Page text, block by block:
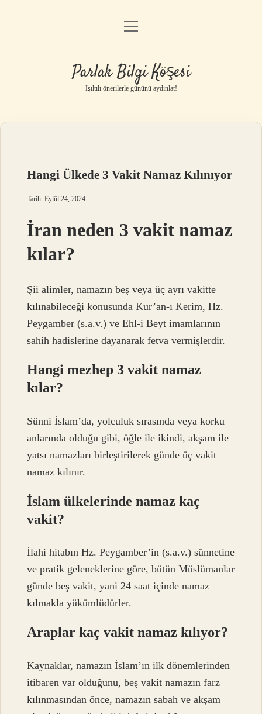
Anasayfa
Yasal Uyarı
menüyü
Parlak Bilgi Köşesi
Işıltılı önerilerle gününü aydınlat!
Hangi Ülkede 3 Vakit Namaz Kılınıyor
Tarih: Eylül 24, 2024
İran neden 3 vakit namaz
kılar?
Şii alimler, namazın beş veya üç ayrı vakitte
kılınabileceği konusunda Kur’an-ı Kerim, Hz.
Peygamber (s.a.v.) ve Ehl-i Beyt imamlarının
sahih hadislerine dayanarak fetva vermişlerdir.
Hangi mezhep 3 vakit namaz
kılar?
Sünni İslam’da, yolculuk sırasında veya korku
anlarında olduğu gibi, öğle ile ikindi, akşam ile
yatsı namazları birleştirilerek günde üç vakit
namaz kılınır.
İslam ülkelerinde namaz kaç
vakit?
İlahi hitabın Hz. Peygamber’in (s.a.v.) sünnetine
ve pratik geleneklerine göre, bütün Müslümanlar
günde beş vakit, yani 24 saat içinde namaz
kılmakla yükümlüdürler.
Araplar kaç vakit namaz kılıyor?
Kaynaklar, namazın İslam’ın ilk dönemlerinden
itibaren var olduğunu, beş vakit namazın farz
kılınmasından önce, namazın sabah ve akşam